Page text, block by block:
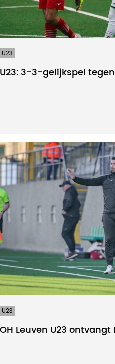
U23
U23: 3-3-gelijkspel
U23
OH Leuven U23 ontvangt